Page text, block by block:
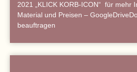
2021 „KLICK KORB-ICON“ für mehr
Material und Preisen –
beauftragen